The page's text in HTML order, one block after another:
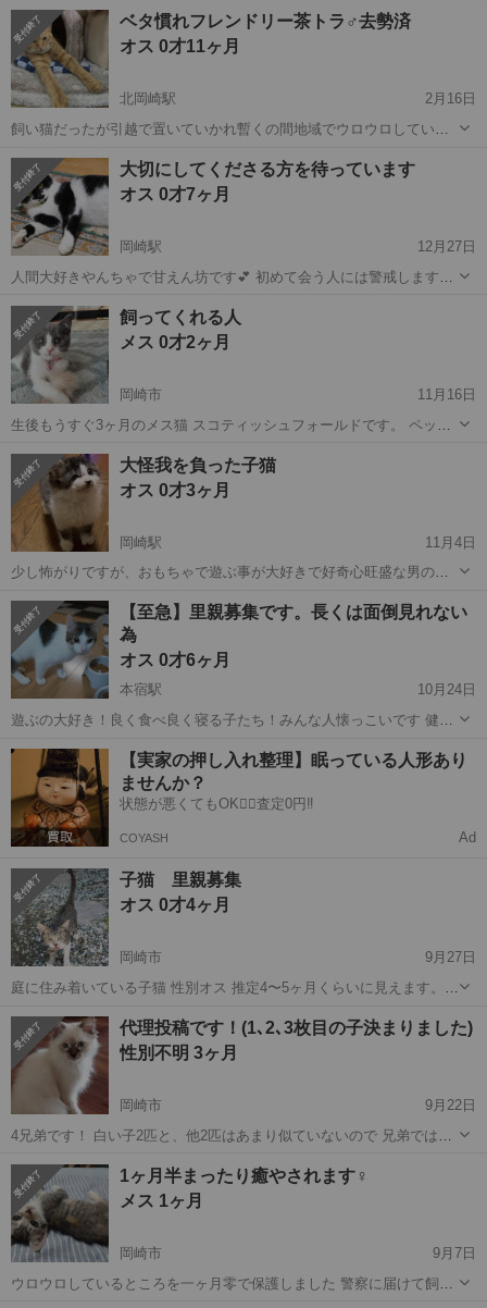
キ君は相手にしてもらえません またボランティアも捕獲に忙しくあま
り相手にしてあげれません 普...
愛知 岡崎市 北岡崎駅 ワクチン
ベタ慣れフレンドリー茶トラ♂去勢済
オス 0才11ヶ月
北岡崎駅
2月16日
飼い猫だったが引越で置いていかれ暫くの間地域でウロウロしている
ス、去勢手術、ワクチン、血液検査、ノミダニ駆除 済み。 性格 人が
大好きで、直ぐに膝の上にのり...
愛知 岡崎市 北岡崎駅 去勢手術
大切にしてくださる方を待っています
オス 0才7ヶ月
岡崎駅
12月27日
人間大好きやんちゃで甘えん坊です💕 初めて会う人には警戒しますが
にスリスリ🎶 手をペロペロと甘噛してきます💕 甘えたいときは横に来
たり膝に乗ったり💓 爪...
愛知 岡崎市 岡崎駅 猫
飼ってくれる人
メス 0才2ヶ月
岡崎市
11月16日
生後もうすぐ3ヶ月のメス猫 スコティッシュフォールドです。 ペット
もめったにないです。 好奇心旺盛な方で何かしていると近づいてきま
す。 家族に猫が...
愛知 岡崎市 猫 ワクチン
大怪我を負った子猫
オス 0才3ヶ月
岡崎駅
11月4日
少し怖がりですが、おもちゃで遊ぶ事が大好きで好奇心旺盛な男の子
くる甘えん坊なところもあります 顔、手足に怪我（下記参照）はあり
ますが、食欲旺盛で...
愛知 岡崎市 岡崎駅 猫 子猫
【至急】里親募集です。長くは面倒見れない
為
オス 0才6ヶ月
本宿駅
10月24日
遊ぶの大好き！良く食べ良く寝る子たち！みんな人懐っこいです 健康
いだけど親猫が戻って来なくなり家で保護をしました 既に家にも猫が
いて飼えないので里親募集し...
愛知 岡崎市 本宿駅 猫 去勢手術
【実家の押し入れ整理】眠っている人形あり
ませんか？
状態が悪くてもOK🙆‍♀️査定0円‼️
COYASH Ad
子猫 里親募集
オス 0才4ヶ月
岡崎市
9月27日
庭に住み着いている子猫 性別オス 推定4〜5ヶ月くらいに見えます。
す。 ノミ・ダニ薬済 痩せてはいますが、毛並みは大変きれいです。
怪我は現在な...
愛知 岡崎市 猫 去勢手術
代理投稿です！(1､2､3枚目の子決まりました)
性別不明 3ヶ月
岡崎市
9月22日
4兄弟です！ 白い子2匹と、他2匹はあまり似ていないので 兄弟ではな
います！ 1枚目の子と3枚目の子はおそらく女の子で 2枚目と4枚目の
子はおそらく男の子かと思...
愛知 岡崎市 猫 健康状態
1ヶ月半まったり癒やされます♀
メス 1ヶ月
岡崎市
9月7日
ウロウロしているところを一ヶ月零で保護しました 警察に届けて飼い